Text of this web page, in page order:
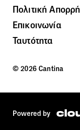
Πολιτική
Επικοινωνία
Ταυτότητα
© 2026 Cantina
Powered by